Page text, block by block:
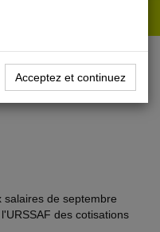
salaires de septembre
des cotisations
Acceptez et continuez